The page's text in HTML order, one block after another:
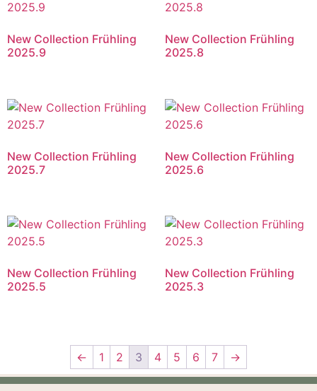
New Collection Frühling
2025.9
New Collection Frühling
2025.8
New Collection Frühling
2025.7
New Collection Frühling
2025.6
New Collection Frühling
2025.5
New Collection Frühling
2025.3
← 1 2 3 4 5 6 7 →